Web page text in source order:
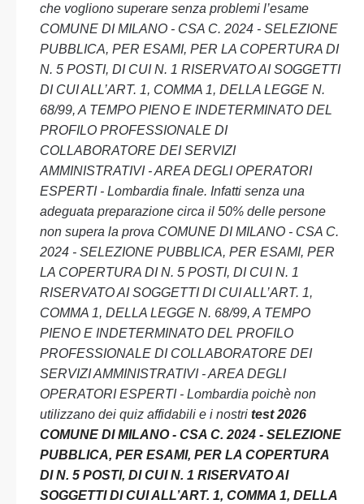
che vogliono superare senza problemi l’esame
COMUNE DI MILANO - CSA C. 2024 - SELEZIONE
PUBBLICA, PER ESAMI, PER LA COPERTURA DI
N. 5 POSTI, DI CUI N. 1 RISERVATO AI SOGGETTI
DI CUI ALL’ART. 1, COMMA 1, DELLA LEGGE N.
68/99, A TEMPO PIENO E INDETERMINATO DEL
PROFILO PROFESSIONALE DI
COLLABORATORE DEI SERVIZI
AMMINISTRATIVI - AREA DEGLI OPERATORI
ESPERTI - Lombardia finale. Infatti senza una
adeguata preparazione circa il 50% delle persone
non supera la prova COMUNE DI MILANO - CSA C.
2024 - SELEZIONE PUBBLICA, PER ESAMI, PER
LA COPERTURA DI N. 5 POSTI, DI CUI N. 1
RISERVATO AI SOGGETTI DI CUI ALL’ART. 1,
COMMA 1, DELLA LEGGE N. 68/99, A TEMPO
PIENO E INDETERMINATO DEL PROFILO
PROFESSIONALE DI COLLABORATORE DEI
SERVIZI AMMINISTRATIVI - AREA DEGLI
OPERATORI ESPERTI - Lombardia poichè non
utilizzano dei quiz affidabili e i nostri test 2026
COMUNE DI MILANO - CSA C. 2024 - SELEZIONE
PUBBLICA, PER ESAMI, PER LA COPERTURA
DI N. 5 POSTI, DI CUI N. 1 RISERVATO AI
SOGGETTI DI CUI ALL’ART. 1, COMMA 1, DELLA